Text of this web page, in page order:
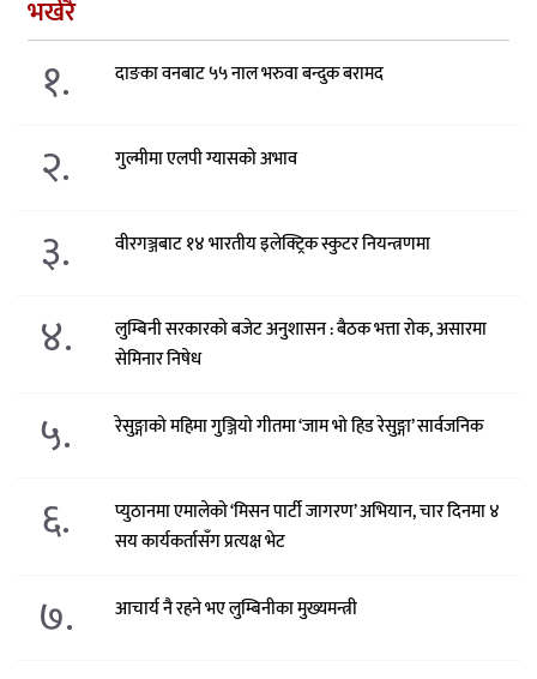
भर्खरै
१. दाङका वनबाट ५५ नाल भरुवा बन्दुक बरामद
२. गुल्मीमा एलपी ग्यासको अभाव
३. वीरगञ्जबाट १४ भारतीय इलेक्ट्रिक स्कुटर नियन्त्रणमा
४.
लुम्बिनी सरकारको बजेट अनुशासन : बैठक भत्ता रोक, असारमा
सेमिनार निषेध
५. रेसुङ्गाको महिमा गुञ्जियो गीतमा ‘जाम भो हिड रेसुङ्गा’ सार्वजनिक
६.
प्युठानमा एमालेको ‘मिसन पार्टी जागरण’ अभियान, चार दिनमा ४
सय कार्यकर्तासँग प्रत्यक्ष भेट
७. आचार्य नै रहने भए लुम्बिनीका मुख्यमन्त्री